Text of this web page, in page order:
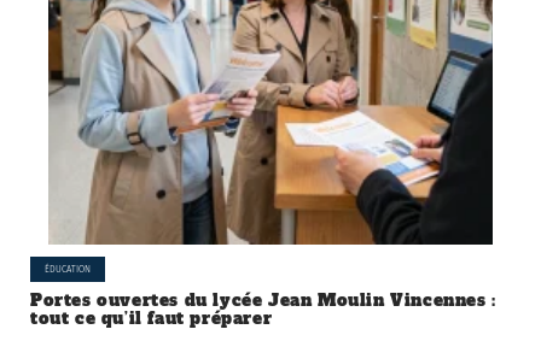
ÉDUCATION
Portes ouvertes du lycée Jean Moulin Vincennes :
tout ce qu’il faut préparer